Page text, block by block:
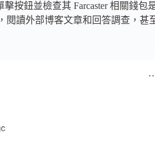
按鈕並檢查其 Farcaster 相關錢
閱讀外部博客文章和回答調查，甚